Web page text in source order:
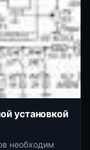
установкой
необходим